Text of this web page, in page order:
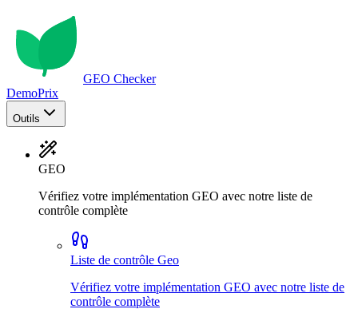
GEO Checker
DemoPrix
Outils
GEO
Vérifiez votre implémentation GEO avec notre liste de
contrôle complète
Liste de contrôle Geo
Vérifiez votre implémentation GEO avec notre liste de
contrôle complète